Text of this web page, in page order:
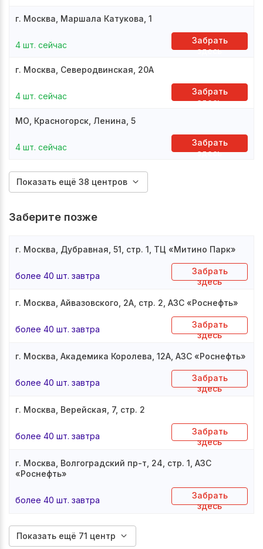
г. Москва, Маршала Катукова, 1
4 шт. сейчас
Забрать
здесь
г. Москва, Северодвинская, 20А
4 шт. сейчас
Забрать
здесь
МО, Красногорск, Ленина, 5
4 шт. сейчас
Забрать
здесь
Показать ещё 38 центров
Заберите позже
г. Москва, Дубравная, 51, стр. 1, ТЦ «Митино Парк»
более 40 шт. завтра
Забрать
здесь
г. Москва, Айвазовского, 2А, стр. 2, АЗС «Роснефть»
более 40 шт. завтра
Забрать
здесь
г. Москва, Академика Королева, 12А, АЗС «Роснефть»
более 40 шт. завтра
Забрать
здесь
г. Москва, Верейская, 7, стр. 2
более 40 шт. завтра
Забрать
здесь
г. Москва, Волгоградский пр-т, 24, стр. 1, АЗС
«Роснефть»
более 40 шт. завтра
Забрать
здесь
Показать ещё 71 центр